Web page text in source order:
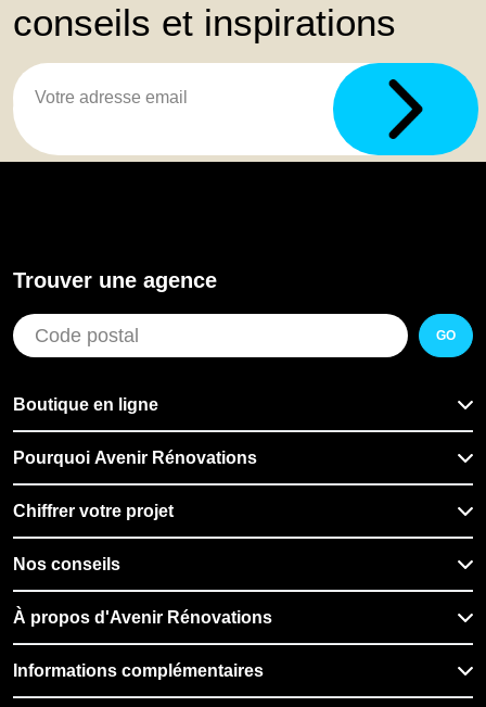
conseils et inspirations
Trouver une agence
GO
Boutique en ligne
Pourquoi Avenir Rénovations
Chiffrer votre projet
Nos conseils
À propos d'Avenir Rénovations
Informations complémentaires